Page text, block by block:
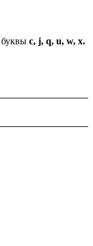
буквы c, j, q, u, w, x.